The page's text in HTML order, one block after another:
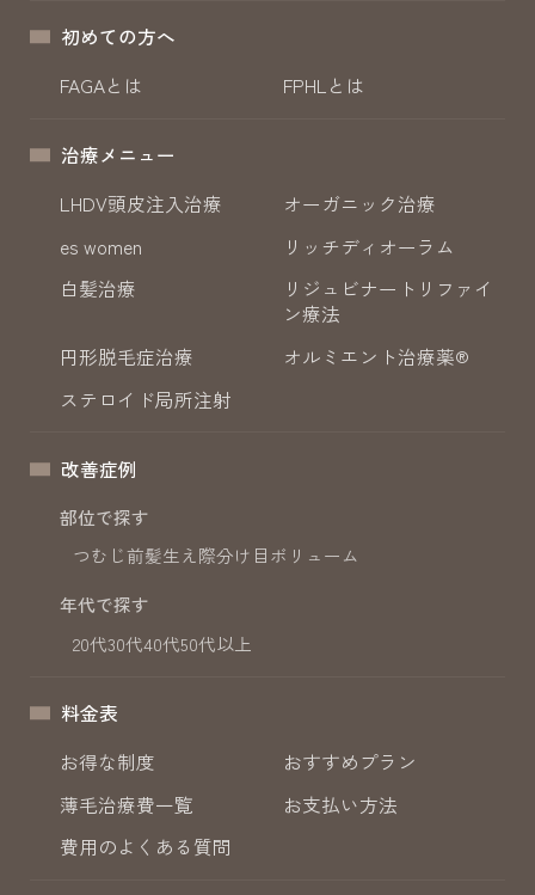
初めての方へ
FAGAとは
FPHLとは
治療メニュー
LHDV頭皮注入治療
オーガニック治療
es women
リッチディオーラム
白髪治療
リジュビナートリファイ
ン療法
円形脱毛症治療
オルミエント治療薬®
ステロイド局所注射
改善症例
部位で探す
つむじ前髪生え際分け目ボリューム
年代で探す
20代30代40代50代以上
料金表
お得な制度
おすすめプラン
薄毛治療費一覧
お支払い方法
費用のよくある質問